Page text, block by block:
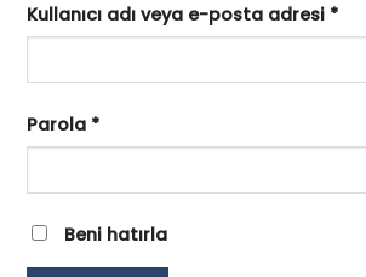
Kullanıcı adı veya e-posta adresi *
Parola *Gerekli
Beni hatırla